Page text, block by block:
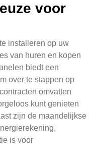
voor
installeren op uw
van huren en kopen
biedt een
over te stappen op
omvatten
kunt genieten
zijn de maandelijkse
is voor